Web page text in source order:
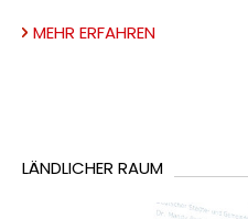
MEHR ERFAHREN
LÄNDLICHER RAUM